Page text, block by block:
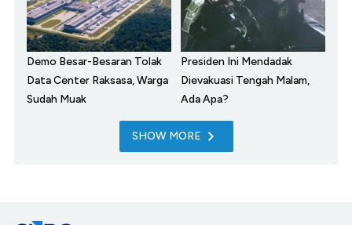
Demo Besar-Besaran Tolak
Data Center Raksasa, Warga
Sudah Muak
Presiden Ini Mendadak
Dievakuasi Tengah Malam,
Ada Apa?
SHOW MORE